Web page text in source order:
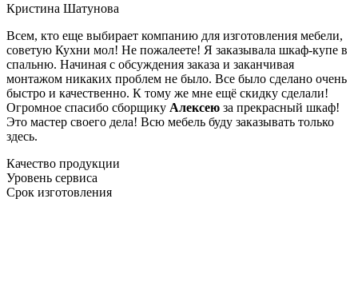
Кристина Шатунова
Всем, кто еще выбирает компанию для изготовления мебели,
советую Кухни мол! Не пожалеете! Я заказывала шкаф-купе в
спальню. Начиная с обсуждения заказа и заканчивая
монтажом никаких проблем не было. Все было сделано очень
быстро и качественно. К тому же мне ещё скидку сделали!
Огромное спасибо сборщику Алексею за прекрасный шкаф!
Это мастер своего дела! Всю мебель буду заказывать только
здесь.
Качество продукции
Уровень сервиса
Срок изготовления